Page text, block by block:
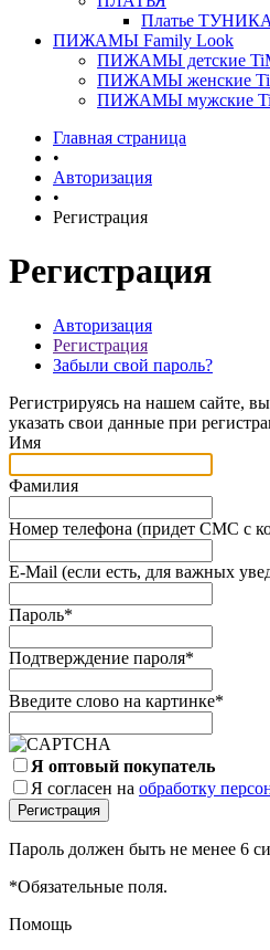
Платье ТУНИКА
ПИЖАМЫ Family Look
ПИЖАМЫ детские
ПИЖАМЫ женские
ПИЖАМЫ мужские
Главная страница
•
Авторизация
•
Регистрация
Регистрация
Авторизация
Регистрация
Забыли свой пароль?
Регистрируясь на нашем сайте,
указать свои данные при
Имя
Фамилия
Номер телефона (придет СМС с
E-Mail (если есть, для важных
Пароль*
Подтверждение пароля*
Введите слово на картинке*
Я оптовый покупатель
Я согласен на обработку
Пароль должен быть не менее 6
*Обязательные поля.
Помощь